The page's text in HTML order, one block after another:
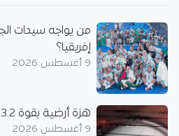
من يواجه سيدات
إفريقيا؟
9 أغسطس 2026
هزة أرضية بقوة 3.2 درجات تضرب ولاية المدية
9 أغسطس 2026